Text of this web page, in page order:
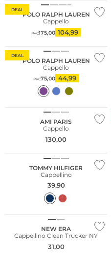
DEAL
POLO RALPH LAUREN
Cappello
PVC175,00 104,99
DEAL
POLO RALPH LAUREN
Cappello
PVC75,00 44,99
AMI PARIS
Cappello
130,00
TOMMY HILFIGER
Cappellino
39,90
NEW ERA
Cappellino Clean Trucker NY
31,00